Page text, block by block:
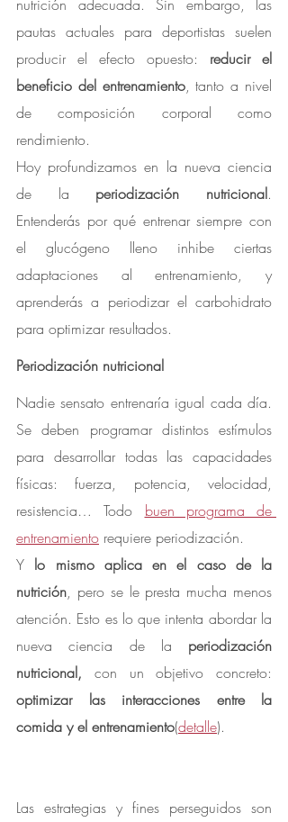
nutrición adecuada. Sin embargo, las
pautas actuales para deportistas suelen
producir el efecto opuesto: reducir el
beneficio del entrenamiento, tanto a nivel
de composición corporal como
rendimiento.
Hoy profundizamos en la nueva ciencia
de la periodización nutricional.
Entenderás por qué entrenar siempre con
el glucógeno lleno inhibe ciertas
adaptaciones al entrenamiento, y
aprenderás a periodizar el carbohidrato
para optimizar resultados.
Periodización nutricional
Nadie sensato entrenaría igual cada día.
Se deben programar distintos estímulos
para desarrollar todas las capacidades
físicas: fuerza, potencia, velocidad,
resistencia… Todo buen programa de
entrenamiento requiere periodización.
Y lo mismo aplica en el caso de la
nutrición, pero se le presta mucha menos
atención. Esto es lo que intenta abordar la
nueva ciencia de la periodización
nutricional,
optimizar las interacciones entre la
comida y el entrenamiento(detalle).
Las estrategias y fines perseguidos son